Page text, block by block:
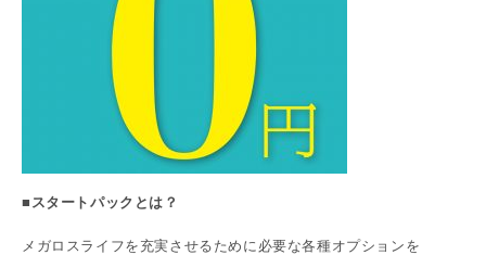
■ スタートパックとは？
メガロスライフを充実させるために必要な各種オプションを